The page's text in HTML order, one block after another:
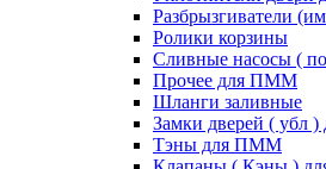
Разбрызгиватели
Ролики корзины
Сливные насосы (
Прочее для ПММ
Шланги заливные
Замки дверей ( убл
Тэны для ПММ